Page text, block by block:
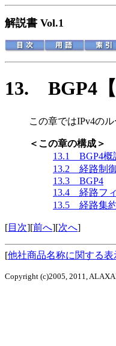
解説書 Vol.1
13. BGP4
この章ではIPv4の
＜この章の構成＞
13.1 BGP4概
13.2 経路制
13.3 BGP4
13.4 経路フ
13.5 経路集
[目次][前へ][次へ]
[他社商品名称に関する表
Copyright (c)2005, 2011,